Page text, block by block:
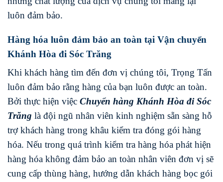
luôn đảm bảo.
Hàng hóa luôn đảm bảo an toàn tại Vận chuyển
Khánh Hòa đi Sóc Trăng
Khi khách hàng tìm đến đơn vị chúng tôi, Trọng Tấn
luôn đảm bảo rằng hàng của bạn luôn được an toàn.
Bởi thực hiện việc Chuyển hàng Khánh Hòa điSóc
Trăng là đội ngũ nhân viên kinh nghiệm sẵn sàng hỗ
trợ khách hàng trong khâu kiểm tra đóng gói hàng
hóa. Nếu trong quá trình kiểm tra hàng hóa phát hiện
hàng hóa không đảm bảo an toàn nhân viên đơn vị sẽ
cung cấp thùng hàng, hướng dẫn khách hàng bọc gói